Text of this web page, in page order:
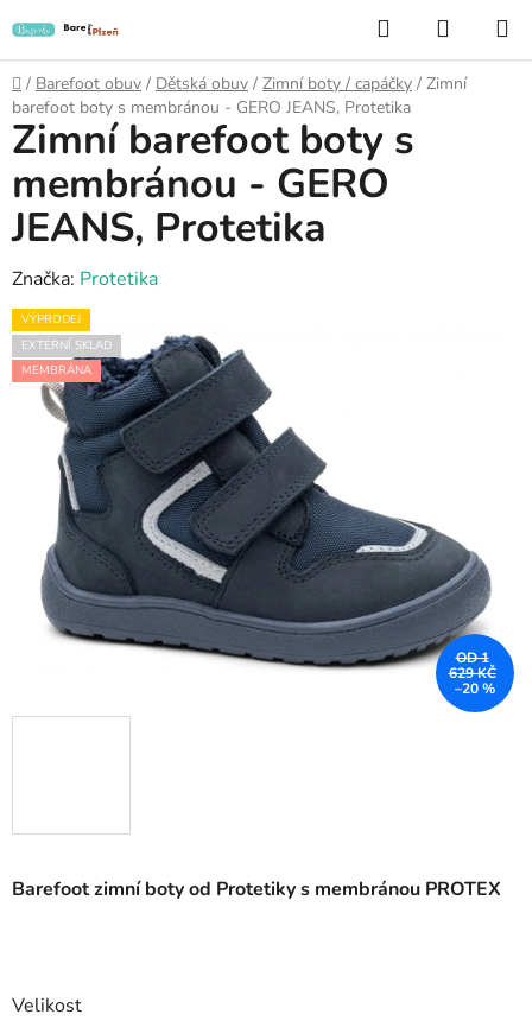
na
obsah
Hledat
KOŠÍK
Domů
/ Barefoot obuv / Dětská obuv / Zimní boty / capáčky / Zimní
barefoot boty s membránou - GERO JEANS, Protetika
Barefoot zimní boty od Protetiky s membránou PROTEX
Velikost
Zimní barefoot boty s
membránou - GERO
JEANS, Protetika
Značka: Protetika
VÝPRODEJ
EXTERNÍ SKLAD
MEMBRÁNA
OD 1
629 KČ
–20 %